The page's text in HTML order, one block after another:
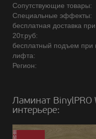
Сопутствующие товары:
Специальные эффекты:
бесплатная доставка
20т.руб:
бесплатный подъем при
лифта:
Регион:
Ламинат BinylPRO
интерьере: